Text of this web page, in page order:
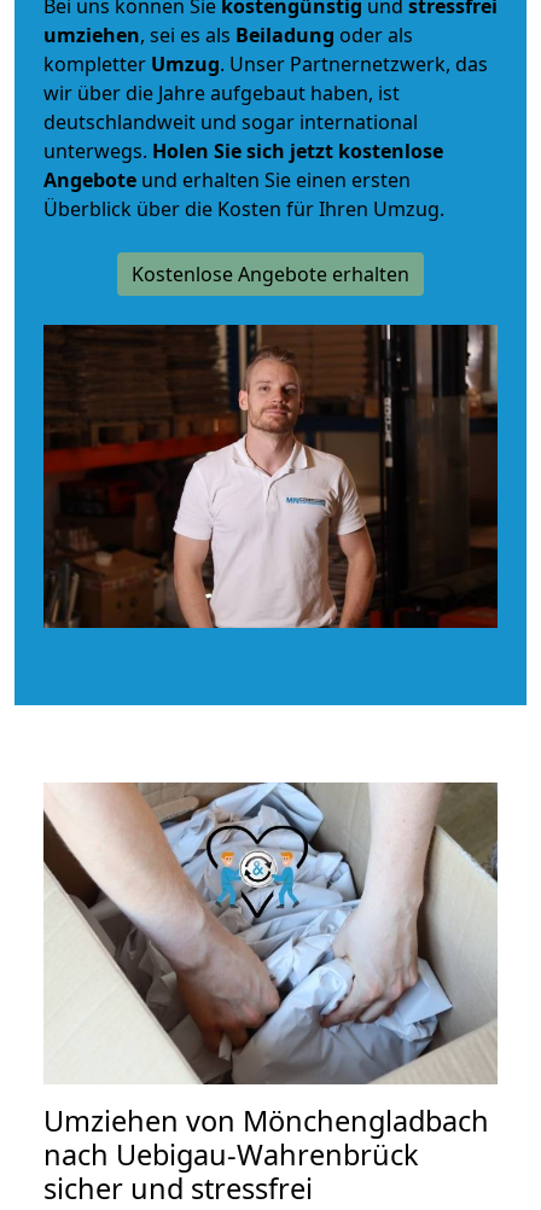
Bei uns können Sie kostengünstig und stressfrei
umziehen, sei es als Beiladung oder als
kompletter Umzug. Unser Partnernetzwerk, das
wir über die Jahre aufgebaut haben, ist
deutschlandweit und sogar international
unterwegs. Holen Sie sich jetzt kostenlose
Angebote und erhalten Sie einen ersten
Überblick über die Kosten für Ihren Umzug.
Kostenlose Angebote erhalten
Umziehen von Mönchengladbach
nach Uebigau-Wahrenbrück
sicher und stressfrei